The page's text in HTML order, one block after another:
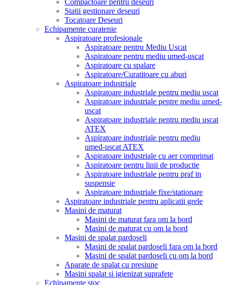
Compactoare pentru deseuri
Statii gestionare deseuri
Tocatoare Deseuri
Echipamente curatenie
Aspiratoare profesionale
Aspiratoare pentru Mediu Uscat
Aspiratoare pentru mediu umed-uscat
Aspiratoare cu spalare
Aspiratoare/Curatitoare cu aburi
Aspiratoare industriale
Aspiratoare industriale pentru mediu uscat
Aspiratoare industriale pentre mediu umed-
uscat
Aspiratoare industriale pentru mediu uscat
ATEX
Aspiratoare industriale pentru mediu
umed-uscat ATEX
Aspiratoare industriale cu aer comprimat
Aspiratoare pentru linii de productie
Aspiratoare industriale pentru praf in
suspensie
Aspiratoare industriale fixe/stationare
Aspiratoare industriale pentru aplicatii grele
Masini de maturat
Masini de maturat fara om la bord
Masini de maturat cu om la bord
Masini de spalat pardoseli
Masini de spalat pardoseli fara om la bord
Masini de spalat pardoseli cu om la bord
Aparate de spalat cu presiune
Masini spalat si igienizat suprafete
Echipamente stoc